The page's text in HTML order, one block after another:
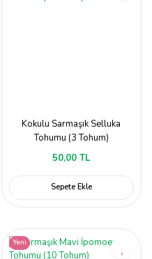
Kokulu Sarmaşık Selluka
Tohumu (3 Tohum)
50,00 TL
Sepete Ekle
Yeni